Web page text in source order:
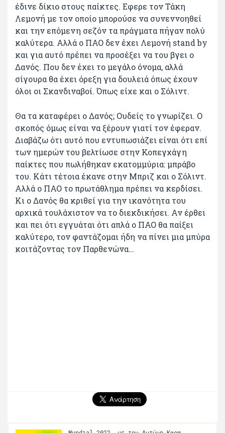
έδινε δίκιο στους παίκτες. Εφερε τον Τάκη
Λεμονή με τον οποίο μπορούσε να συνεννοηθεί
και την επόμενη σεζόν τα πράγματα πήγαν πολύ
καλύτερα. Αλλά ο ΠΑΟ δεν έχει Λεμονή stand by
και για αυτό πρέπει να προσέξει να του βγει ο
Δανός. Που δεν έχει το μεγάλο όνομα, αλλά
σίγουρα θα έχει όρεξη για δουλειά όπως έχουν
όλοι οι Σκανδιναβοί. Όπως είχε και ο Σόλιντ.
Θα τα καταφέρει ο Δανός; Ουδείς το γνωρίζει. Ο
σκοπός όμως είναι να ξέρουν γιατί τον έφεραν.
Διαβάζω ότι αυτό που εντυπωσιάζει είναι ότι επί
των ημερών του βελτίωσε στην Κοπεγχάγη
παίκτες που πωλήθηκαν εκατομμύρια: μπράβο
του. Κάτι τέτοια έκανε στην Μπριζ και ο Σόλιντ.
Αλλά ο ΠΑΟ το πρωτάθλημα πρέπει να κερδίσει.
Κι ο Δανός θα κριθεί για την ικανότητα του
αρχικά τουλάχιστον να το διεκδικήσει. Αν έρθει
και πει ότι εγγυάται ότι απλά ο ΠΑΟ θα παίξει
καλύτερο, τον φαντάζομαι ήδη να πίνει μια μπύρα
κοιτάζοντας τον Παρθενώνα…